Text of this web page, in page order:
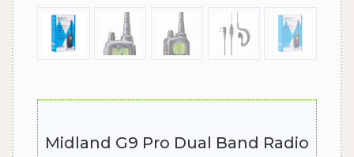
Midland G9 Pro Dual Band Radio